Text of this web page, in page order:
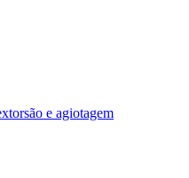
e agiotagem